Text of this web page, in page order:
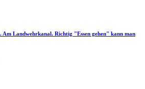
Landwehrkanal. Richtig "Essen gehen" kann man